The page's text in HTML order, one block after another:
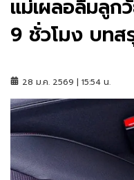
แม่เผลอลืมลูก
9 ชั่วโมง บทส
28 ม.ค. 2569 | 15:54 น.